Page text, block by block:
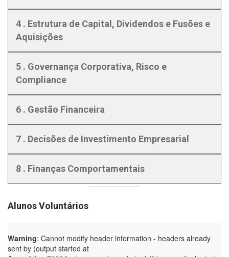
4 . Estrutura de Capital, Dividendos e Fusões e
Aquisições
5 . Governança Corporativa, Risco e
Compliance
6 . Gestão Financeira
7 . Decisões de Investimento Empresarial
8 . Finanças Comportamentais
Alunos Voluntários